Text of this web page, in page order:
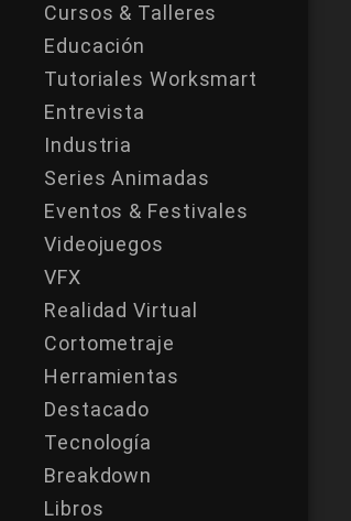
Cursos & Talleres
Educación
Tutoriales Worksmart
Entrevista
Industria
Series Animadas
Eventos & Festivales
Videojuegos
VFX
Realidad Virtual
Cortometraje
Herramientas
Destacado
Tecnología
Breakdown
Libros